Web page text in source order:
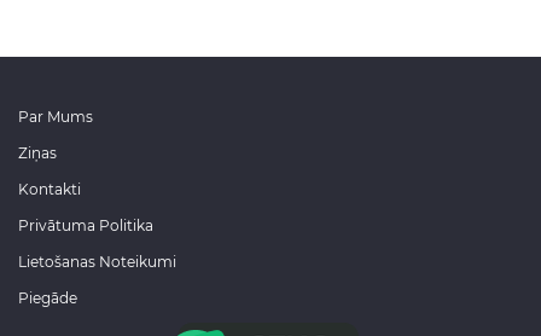
Par Mums
Ziņas
Kontakti
Privātuma Politika
Lietošanas Noteikumi
Piegāde